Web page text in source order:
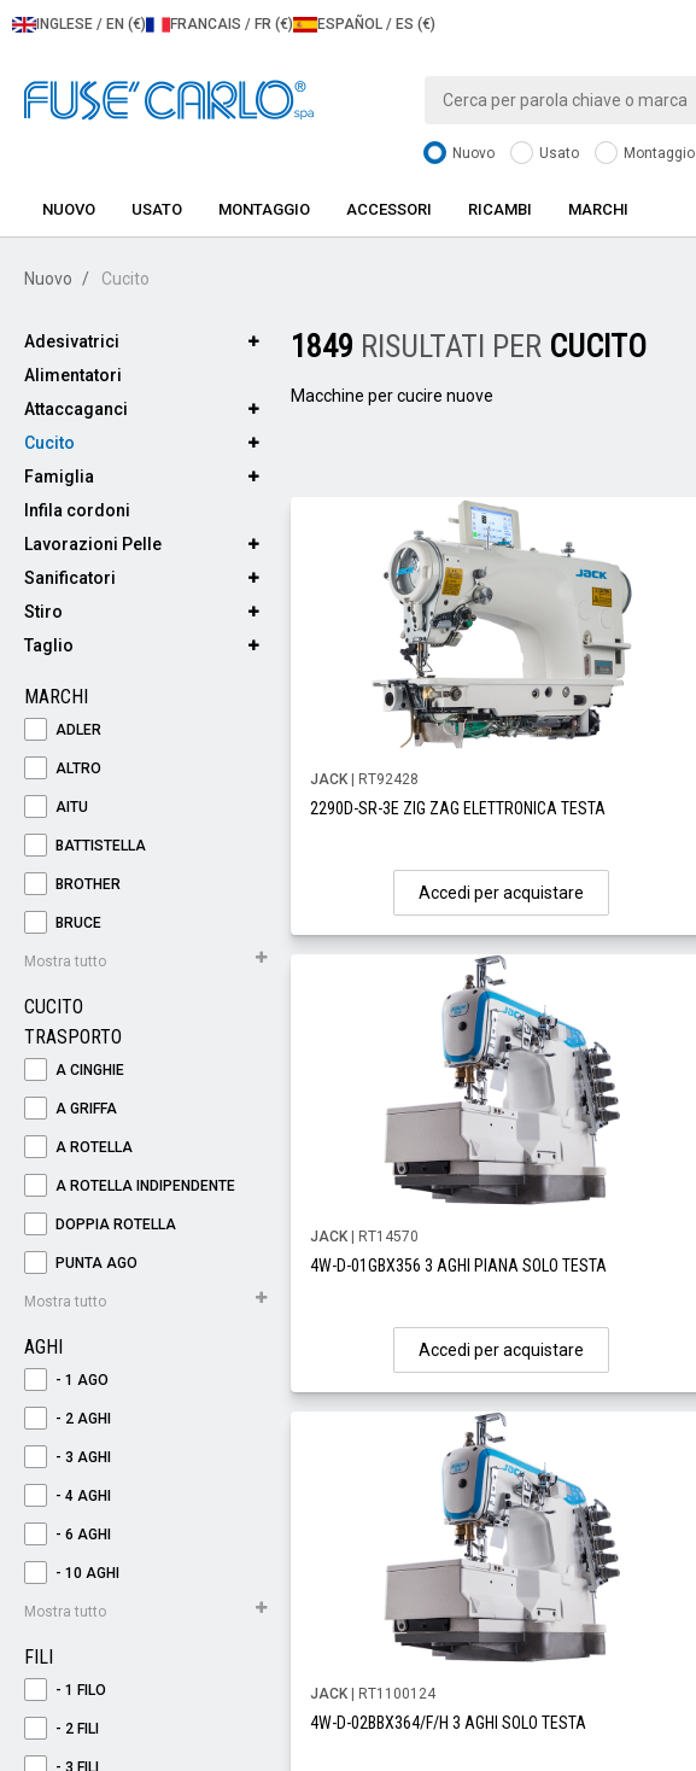
INGLESE / EN (€) FRANCAIS / FR (€) ESPAÑOL / ES (€)
Nuovo Usato Montaggio
NUOVO USATO MONTAGGIO ACCESSORI RICAMBI MARCHI
Nuovo Cucito
Adesivatrici
Alimentatori
Attaccaganci
Cucito
Famiglia
Infila cordoni
Lavorazioni Pelle
Sanificatori
Stiro
Taglio
MARCHI
ADLER
ALTRO
AITU
BATTISTELLA
BROTHER
BRUCE
Mostra tutto
CUCITO
TRASPORTO
A CINGHIE
A GRIFFA
A ROTELLA
A ROTELLA INDIPENDENTE
DOPPIA ROTELLA
PUNTA AGO
Mostra tutto
AGHI
- 1 AGO
- 2 AGHI
- 3 AGHI
- 4 AGHI
- 6 AGHI
- 10 AGHI
Mostra tutto
FILI
- 1 FILO
- 2 FILI
- 3 FILI
1849 RISULTATI PER CUCITO
Macchine per cucire nuove
JACK| RT92428
2290D-SR-3E ZIG ZAG ELETTRONICA TESTA
Accedi per acquistare
JACK| RT14570
4W-D-01GBX356 3 AGHI PIANA SOLO TESTA
Accedi per acquistare
JACK| RT1100124
4W-D-02BBX364/F/H 3 AGHI SOLO TESTA